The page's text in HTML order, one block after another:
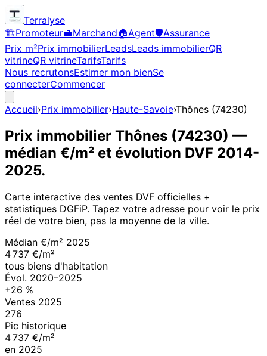
Terralyse
🏗️Promoteur💼Marchand🏠Agent🛡️Assurance
Prix m²Prix immobilierLeadsLeads immobilierQR
vitrineQR vitrineTarifsTarifs
Nous recrutonsEstimer mon bienSe
connecterCommencer
Accueil›Prix immobilier›Haute-Savoie›Thônes (74230)
Prix immobilier Thônes (74230) —
médian €/m² et évolution DVF 2014-
2025.
Carte interactive des ventes DVF officielles +
statistiques DGFiP. Tapez votre adresse pour voir le prix
réel de votre bien, pas la moyenne de la ville.
Médian €/m² 2025
4 737 €/m²
tous biens d'habitation
Évol. 2020–2025
+26 %
Ventes 2025
276
Pic historique
4 737 €/m²
en 2025